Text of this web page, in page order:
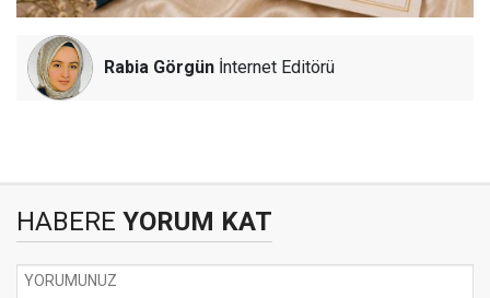
Rabia Görgün İnternet Editörü
HABERE YORUM KAT